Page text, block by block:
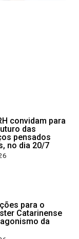
convidam para
das
pensados
no dia 20/7
para o
Catarinense
da